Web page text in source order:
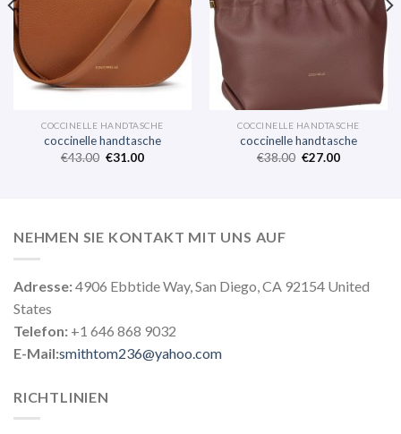
COCCINELLE HANDTASCHE
coccinelle handtasche
€43.00 €31.00
COCCINELLE HANDTASCHE
coccinelle handtasche
€38.00 €27.00
NEHMEN SIE KONTAKT MIT UNS AUF
Adresse:4906 Ebbtide Way, San Diego, CA 92154 United
States
Telefon: +1 646 868 9032
E-Mail:smithtom236@yahoo.com
RICHTLINIEN